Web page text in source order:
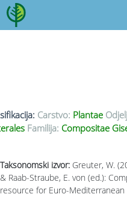
Carstvo: Plantae
Familija: Compositae
Taksonomski izvor: Greuter, W.
& Raab-Straube, E. von (ed.):
resource for Euro-Mediterranean